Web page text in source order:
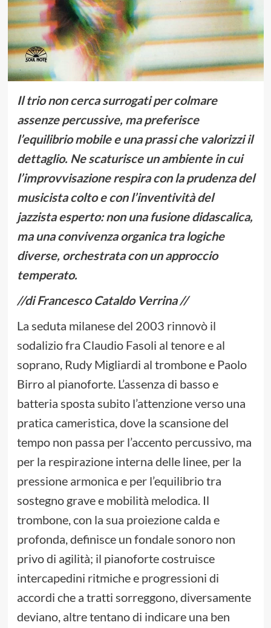
Il trio non cerca surrogati per colmare
assenze percussive, ma preferisce
l’equilibrio mobile e una prassi che valorizzi il
dettaglio. Ne scaturisce un ambiente in cui
l’improvvisazione respira con la prudenza del
musicista colto e con l’inventività del
jazzista esperto: non una fusione didascalica,
ma una convivenza organica tra logiche
diverse, orchestrata con un approccio
temperato.
//di Francesco Cataldo Verrina //
La seduta milanese del 2003 rinnovò il
sodalizio fra Claudio Fasoli al tenore e al
soprano, Rudy Migliardi al trombone e Paolo
Birro al pianoforte. L’assenza di basso e
batteria sposta subito l’attenzione verso una
pratica cameristica, dove la scansione del
tempo non passa per l’accento percussivo, ma
per la respirazione interna delle linee, per la
pressione armonica e per l’equilibrio tra
sostegno grave e mobilità melodica. Il
trombone, con la sua proiezione calda e
profonda, definisce un fondale sonoro non
privo di agilità; il pianoforte costruisce
intercapedini ritmiche e progressioni di
accordi che a tratti sorreggono, diversamente
deviano, altre tentano di indicare una ben